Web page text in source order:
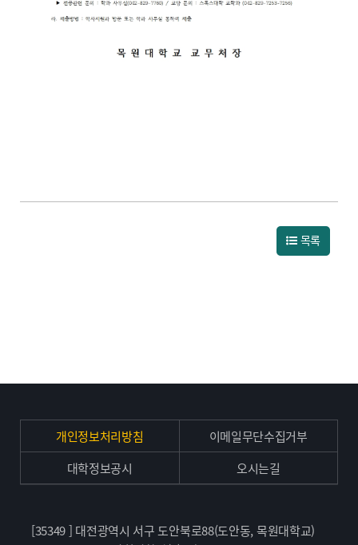
목록
개인정보처리방침
이메일무단수집거부
대학정보공시
오시는길
[35349 ] 대전광역시 서구 도안북로88(도안동, 목원대학교)